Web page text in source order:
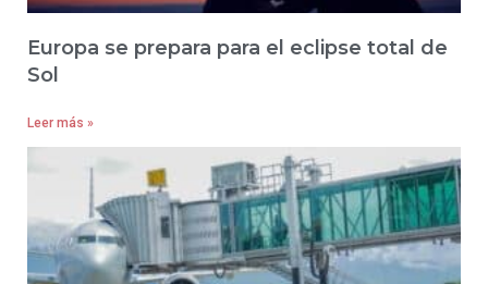
Europa se prepara para el eclipse total de
Sol
Leer más »